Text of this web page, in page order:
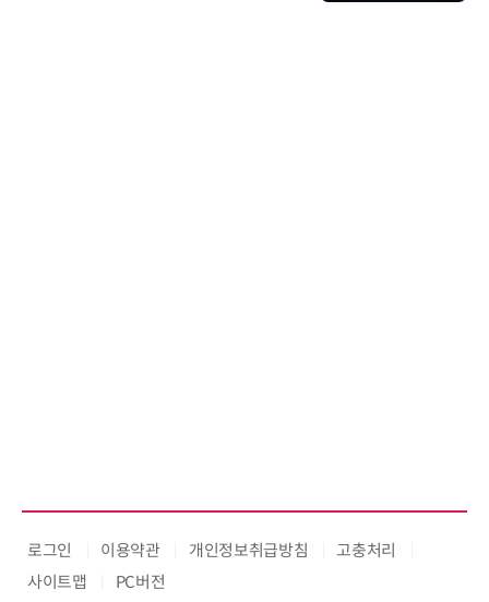
로그인 이용약관 개인정보취급방침
고충처리
사이트맵
PC버전